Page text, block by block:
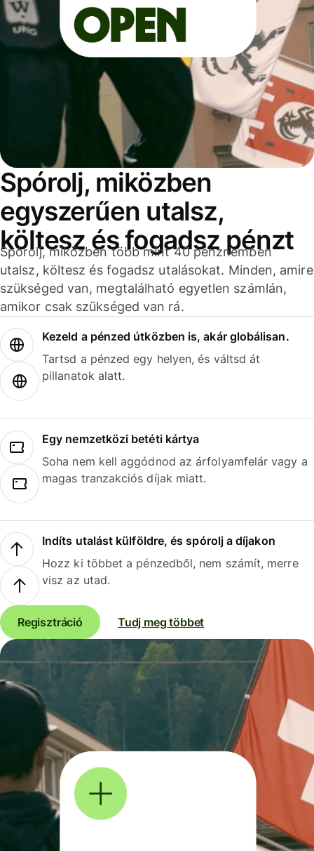
Spórolj, miközben
egyszerűen utalsz,
költesz és fogadsz pénzt
Spórolj, miközben több mint 40 pénznemben
utalsz, költesz és fogadsz utalásokat. Minden, amire
szükséged van, megtalálható egyetlen számlán,
amikor csak szükséged van rá.
Kezeld a pénzed útközben is, akár globálisan.
Tartsd a pénzed egy helyen, és váltsd át
pillanatok alatt.
Egy nemzetközi betéti kártya
Soha nem kell aggódnod az árfolyamfelár vagy a
magas tranzakciós díjak miatt.
Indíts utalást külföldre, és spórolj a díjakon
Hozz ki többet a pénzedből, nem számít, merre
visz az utad.
Regisztráció Tudj meg többet